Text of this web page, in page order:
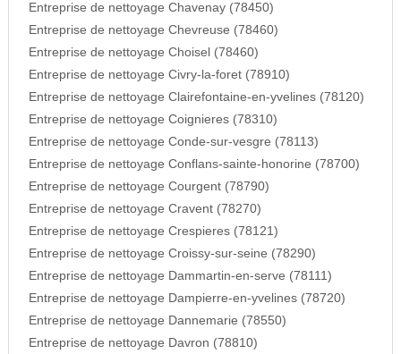
Entreprise de nettoyage Chavenay (78450)
Entreprise de nettoyage Chevreuse (78460)
Entreprise de nettoyage Choisel (78460)
Entreprise de nettoyage Civry-la-foret (78910)
Entreprise de nettoyage Clairefontaine-en-yvelines (78120)
Entreprise de nettoyage Coignieres (78310)
Entreprise de nettoyage Conde-sur-vesgre (78113)
Entreprise de nettoyage Conflans-sainte-honorine (78700)
Entreprise de nettoyage Courgent (78790)
Entreprise de nettoyage Cravent (78270)
Entreprise de nettoyage Crespieres (78121)
Entreprise de nettoyage Croissy-sur-seine (78290)
Entreprise de nettoyage Dammartin-en-serve (78111)
Entreprise de nettoyage Dampierre-en-yvelines (78720)
Entreprise de nettoyage Dannemarie (78550)
Entreprise de nettoyage Davron (78810)